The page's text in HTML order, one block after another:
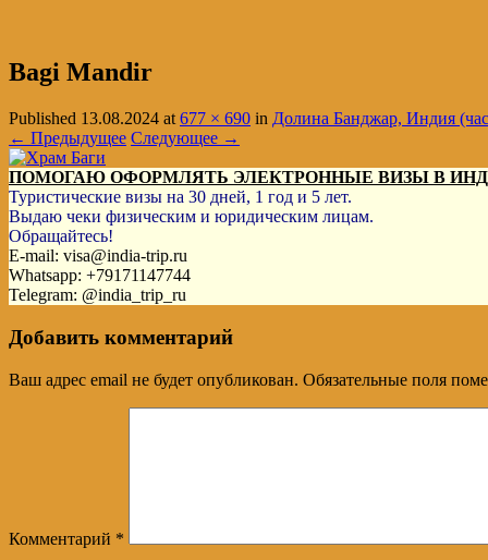
Bagi Mandir
Published 13.08.2024 at 677 × 690 in Долина Банджар, Индия
← Предыдущее Следующее →
ПОМОГАЮ ОФОРМЛЯТЬ ЭЛЕКТРОННЫЕ ВИЗЫ В
Туристические визы на 30 дней, 1 год и 5 лет.
Выдаю чеки физическим и юридическим лицам.
Обращайтесь!
E-mail: visa@india-trip.ru
Whatsapp: +79171147744
Telegram: @india_trip_ru
Добавить комментарий
Ваш адрес email не будет опубликован. Обязательные поля
Комментарий *